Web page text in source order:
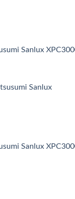
Sanlux
Sanlux